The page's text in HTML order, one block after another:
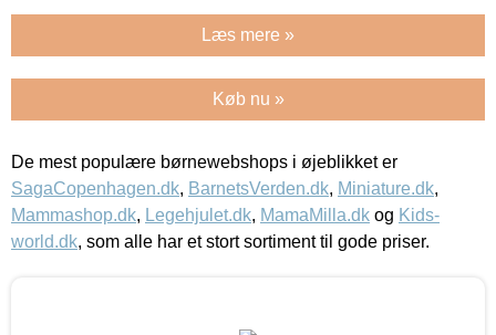
Læs mere »
Køb nu »
De mest populære børnewebshops i øjeblikket er
SagaCopenhagen.dk, BarnetsVerden.dk, Miniature.dk,
Mammashop.dk, Legehjulet.dk, MamaMilla.dk og Kids-
world.dk, som alle har et stort sortiment til gode priser.